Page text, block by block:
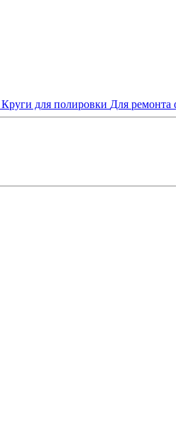
Круги для полировки Для ремонта